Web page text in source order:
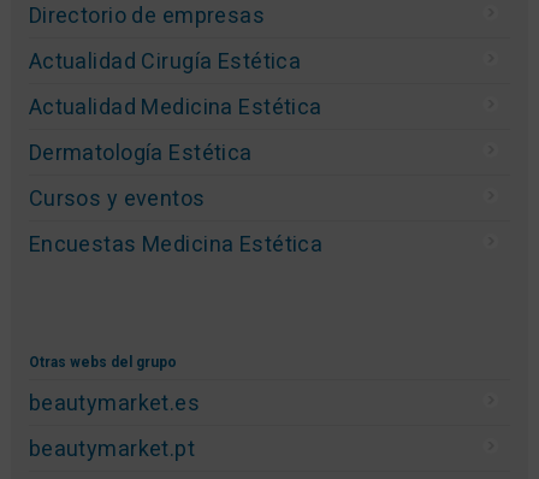
Directorio de empresas
Actualidad Cirugía Estética
Actualidad Medicina Estética
Dermatología Estética
Cursos y eventos
Encuestas Medicina Estética
Otras webs del grupo
beautymarket.es
beautymarket.pt